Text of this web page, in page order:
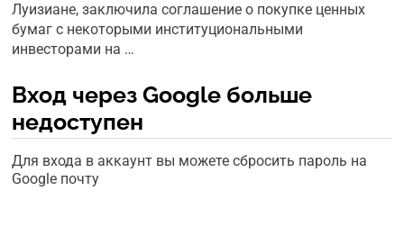
Луизиане, заключила соглашение о покупке ценных
бумаг с некоторыми институциональными
инвесторами на …
Вход через Google больше
недоступен
Для входа в аккаунт вы можете сбросить пароль на
Google почту